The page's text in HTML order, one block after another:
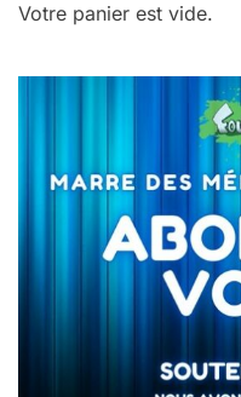
Votre panier est vide.